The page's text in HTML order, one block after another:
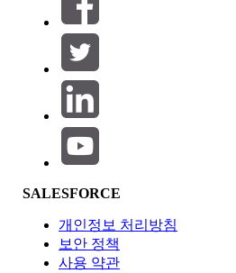
필터 (0)
필터 선택
제품 영역
기능 영향
SALESFORCE
개인정보 처리방침
보안 정책
사용 약관